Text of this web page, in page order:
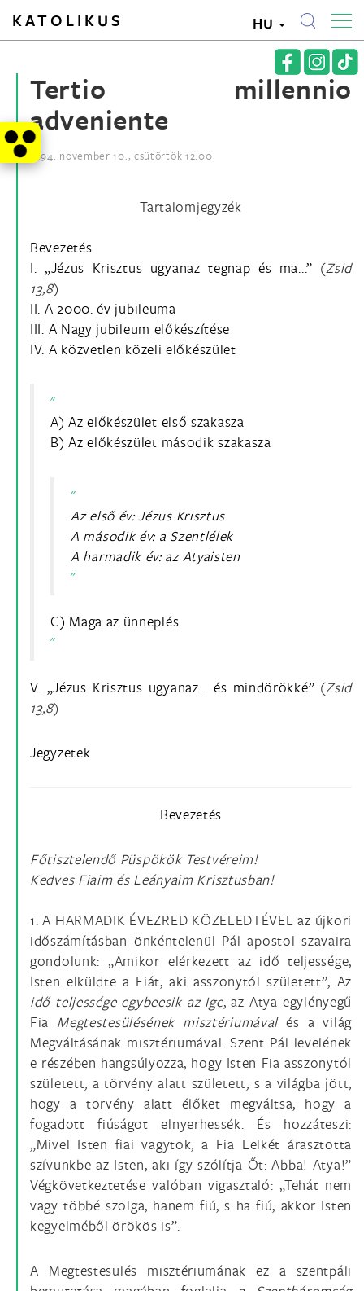
KATOLIKUS HU
Tertio millennio
adveniente
1994. november 10., csütörtök 12:00
Tartalomjegyzék
Bevezetés
I. „Jézus Krisztus ugyanaz tegnap és ma...” (Zsid
13,8)
II. A 2000. év jubileuma
III. A Nagy jubileum előkészítése
IV. A közvetlen közeli előkészület
A) Az előkészület első szakasza
B) Az előkészület második szakasza
Az első év: Jézus Krisztus
A második év: a Szentlélek
A harmadik év: az Atyaisten
C) Maga az ünneplés
V. „Jézus Krisztus ugyanaz... és mindörökké” (Zsid
13,8)
Jegyzetek
Bevezetés
Főtisztelendő Püspökök Testvéreim!
Kedves Fiaim és Leányaim Krisztusban!
1. A HARMADIK ÉVEZRED KÖZELEDTÉVEL az újkori
időszámításban önkéntelenül Pál apostol szavaira
gondolunk: „Amikor elérkezett az idő teljessége,
Isten elküldte a Fiát, aki asszonytól született”, Az
idő teljessége egybeesik az Ige, az Atya egylényegű
Fia Megtestesülésének misztériumávalés a világ
Megváltásának misztériumával. Szent Pál levelének
e részében hangsúlyozza, hogy Isten Fia asszonytól
született, a törvény alatt született, s a világba jött,
hogy a törvény alatt élőket megváltsa, hogy a
fogadott fiúságot elnyerhessék. És hozzáteszi:
„Mivel Isten fiai vagytok, a Fia Lelkét árasztotta
szívünkbe az Isten, aki így szólítja Őt: Abba! Atya!”
Végkövetkeztetése valóban vigasztaló: „Tehát nem
vagy többé szolga, hanem fiú, s ha fiú, akkor Isten
kegyelméből örökös is”.
A Megtestesülés misztériumának ez a szentpáli